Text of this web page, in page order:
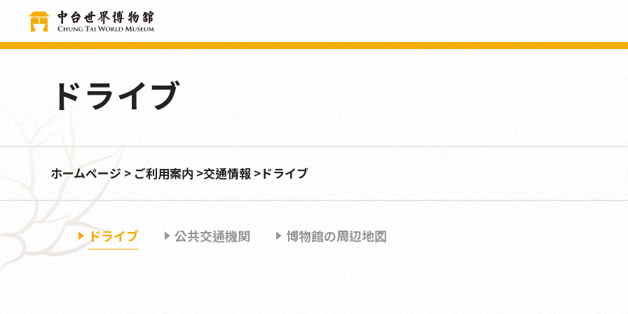
ドライブ
ホームページ ご利用案内 交通情報 ドライブ
ドライブ 公共交通機関 博物館の周辺地図
クッキー利用の管理について